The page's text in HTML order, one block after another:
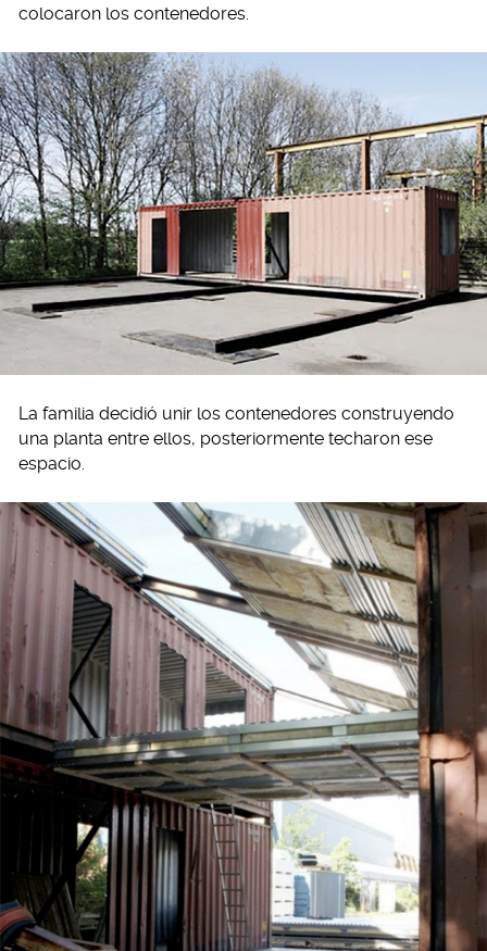
colocaron los contenedores.
La familia decidió unir los contenedores construyendo
una planta entre ellos, posteriormente techaron ese
espacio.